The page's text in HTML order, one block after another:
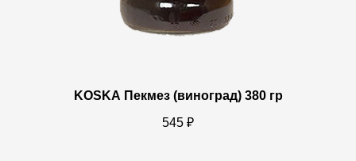
KOSKA Пекмез (виноград) 380 гр
545 ₽